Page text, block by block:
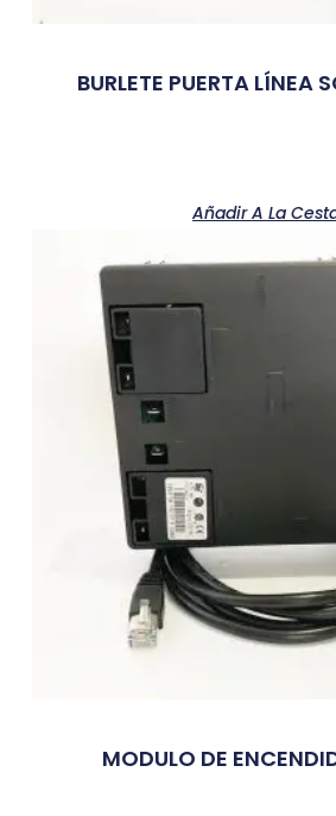
BURLETE PUERTA LÍNEA
Añadir A La
MODULO DE